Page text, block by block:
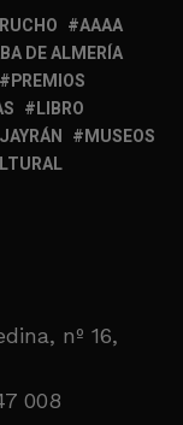
AAAA
DE ALMERÍA
PREMIOS
LIBRO
MUSEOS
nº 16,
008